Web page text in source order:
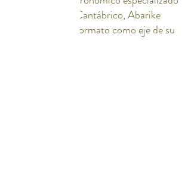
en marisco del Cantábrico, Abarike
desarrolla este formato como eje de su